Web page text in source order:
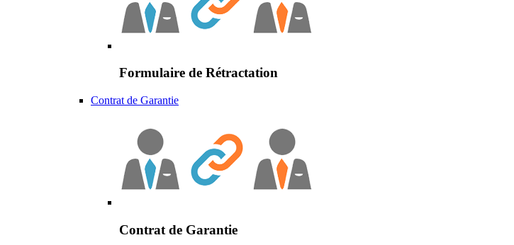
Formulaire de Rétractation
Contrat de Garantie
Contrat de Garantie